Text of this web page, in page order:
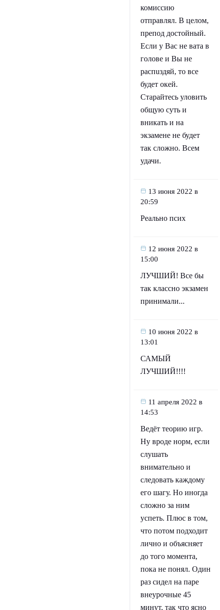
комиссию
отправлял. В целом,
препод достойный.
Если у Вас не вата в
голове и Вы не
распuздяй, то все
будет окей.
Старайтесь уловить
общую суть и
вникать и на
экзамене не будет
так сложно. Всем
удачи.
13 июня 2022 в
20:59
Реально псих
12 июня 2022 в
15:00
ЛУЧШИЙ! Все бы
так классно экзамен
принимали...
10 июня 2022 в
13:01
САМЫЙ
ЛУЧШИЙ!!!!
11 апреля 2022 в
14:53
Ведёт теорию игр.
Ну вроде норм, если
слушать
внимательно и
следовать каждому
его шагу. Но иногда
сложно за ним
успеть. Плюс в том,
что потом подходит
лично и объясняет
до того момента,
пока не понял. Один
раз сидел на паре
внеурочные 45
минут, так что ясно